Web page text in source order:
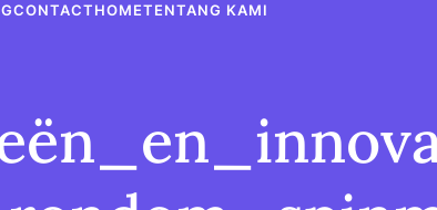
CONTACTHOMETENTANG KAMI